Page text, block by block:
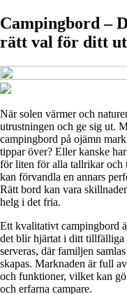
Campingbord –
rätt val för ditt
När solen värmer och
utrustningen och ge sig ut.
campingbord på ojämn
tippar över? Eller kanske
för liten för alla tallrikar och
kan förvandla en annars
Rätt bord kan vara
helg i det fria.
Ett kvalitativt campingbord
det blir hjärtat i ditt tillfälliga
serveras, där familjen
skapas. Marknaden är full
och funktioner, vilket kan
och erfarna campare.